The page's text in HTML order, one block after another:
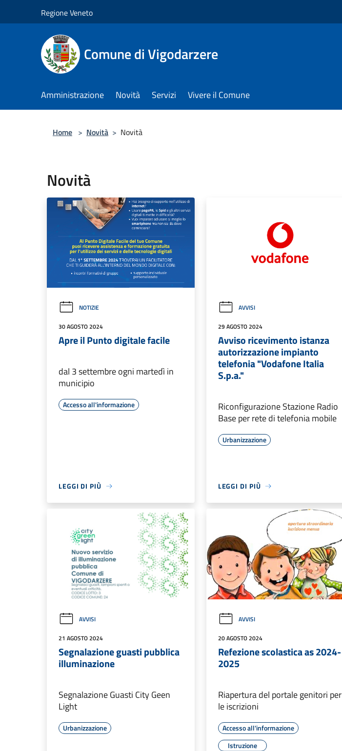
Regione Veneto
Comune di Vigodarzere
Amministrazione Novità Servizi Vivere il Comune
Home > Novità > Novità
Novità
NOTIZIE
30 AGOSTO 2024
Apre il Punto digitale facile
dal 3 settembre ogni martedì in
municipio
Accesso all'informazione
LEGGI DI PIÙ
AVVISI
29 AGOSTO 2024
Avviso ricevimento istanza
autorizzazione impianto
telefonia "Vodafone Italia
S.p.a."
Riconfigurazione Stazione Radio
Base per rete di telefonia mobile
Urbanizzazione
LEGGI DI PIÙ
AVVISI
21 AGOSTO 2024
Segnalazione guasti pubblica
illuminazione
Segnalazione Guasti City Geen
Light
Urbanizzazione
AVVISI
20 AGOSTO 2024
Refezione scolastica as 2024-
2025
Riapertura del portale genitori per
le iscrizioni
Accesso all'informazione
Istruzione